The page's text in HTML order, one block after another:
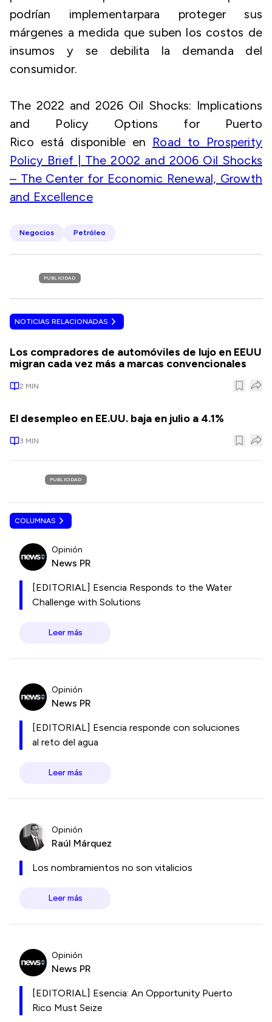
podrían implementarpara proteger sus
márgenes a medida que suben los costos de
insumos y se debilita la demanda del
consumidor.
The 2022 and 2026 Oil Shocks: Implications
and Policy Options for Puerto
Rico está disponible en Road to Prosperity
Policy Brief | The 2002 and 2006 Oil Shocks
– The Center for Economic Renewal, Growth
and Excellence
Negocios Petróleo
PUBLICIDAD
NOTICIAS RELACIONADAS
Los compradores de automóviles de lujo en EEUU
migran cada vez más a marcas convencionales
2 MIN
El desempleo en EE.UU. baja en julio a 4.1%
3 MIN
PUBLICIDAD
COLUMNAS
Opinión
News PR
[EDITORIAL] Esencia Responds to the Water
Challenge with Solutions
Leer más
Opinión
News PR
[EDITORIAL] Esencia responde con soluciones
al reto del agua
Leer más
Opinión
Raúl Márquez
Los nombramientos no son vitalicios
Leer más
Opinión
News PR
[EDITORIAL] Esencia: An Opportunity Puerto
Rico Must Seize